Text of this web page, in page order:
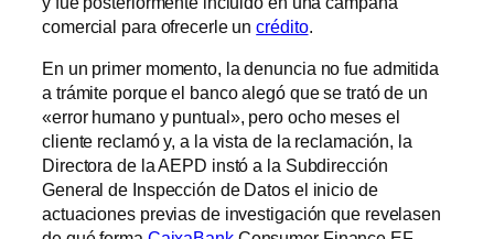
comercial para ofrecerle uncrédito.
En un primer momento, la denuncia no fue admitida
a trámite porque el banco alegó que se trató de un
«error humano y puntual», pero ocho meses el
cliente reclamó y, a la vista de la reclamación, la
Directora de la AEPD instó a la Subdirección
General de Inspección de Datos el inicio de
actuaciones previas de investigación que revelasen